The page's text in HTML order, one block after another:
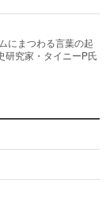
にまつわる言葉の起
研究家・タイニーP氏